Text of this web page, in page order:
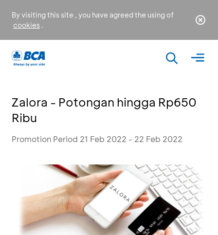
By visiting this site , you have agreed the using of
cookies .
Zalora - Potongan hingga Rp650
Ribu
Promotion Period 21 Feb 2022 - 22 Feb 2022